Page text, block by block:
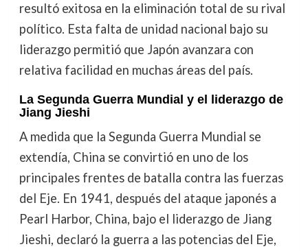
resultó exitosa en la eliminación total de su rival
político. Esta falta de unidad nacional bajo su
liderazgo permitió que Japón avanzara con
relativa facilidad en muchas áreas del país.
La Segunda Guerra Mundial y el liderazgo de
Jiang Jieshi
A medida que la Segunda Guerra Mundial se
extendía, China se convirtió en uno de los
principales frentes de batalla contra las fuerzas
del Eje. En 1941, después del ataque japonés a
Pearl Harbor, China, bajo el liderazgo de Jiang
Jieshi, declaró la guerra a las potencias del Eje,